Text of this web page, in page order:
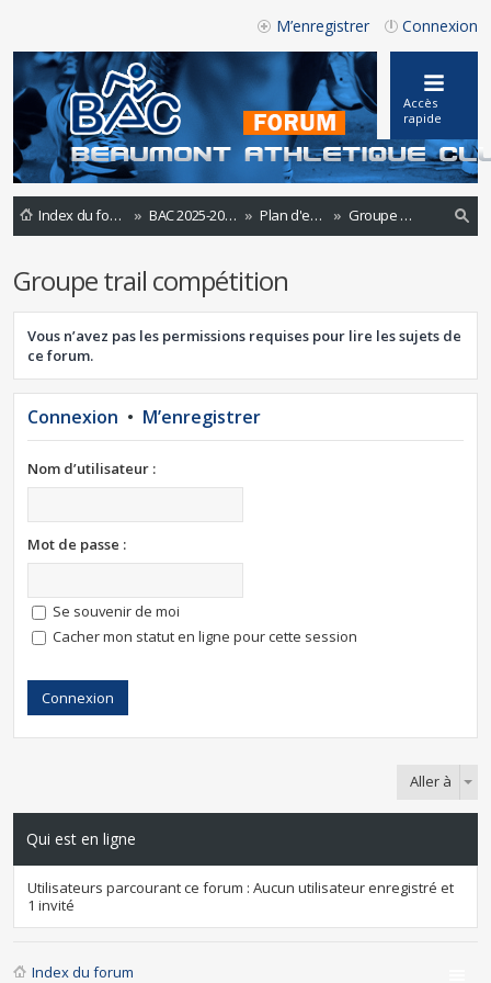
Connexion
M’enregistrer
Accès
rapide
Index du forum BAC 2025-2026 Plan d'entrainements 2020 -2021
Groupe trail compétition
rc
he
Groupe trail compétition
Vous n’avez pas les permissions requises pour lire les sujets de
ce forum.
Connexion • M’enregistrer
Nom d’utilisateur :
Mot de passe :
Se souvenir de moi
Cacher mon statut en ligne pour cette session
Aller à
Qui est en ligne
Utilisateurs parcourant ce forum : Aucun utilisateur enregistré et
1 invité
Index du forum